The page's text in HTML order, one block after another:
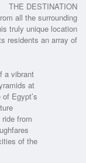
THE DESTINATION
all the surrounding
truly unique location
residents an array of
a vibrant
at
Egypt’s
from
of the